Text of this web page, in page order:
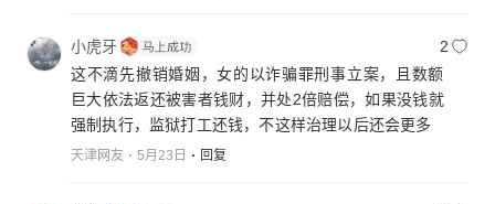
小虎牙
2
这不滴先撤销婚姻，女的以诈骗罪刑事立案，且数额
巨大依法返还被害者钱财，并处2倍赔偿，如果没钱就
强制执行，监狱打工还钱，不这样治理以后还会更多
天津网友 5月23日 回复